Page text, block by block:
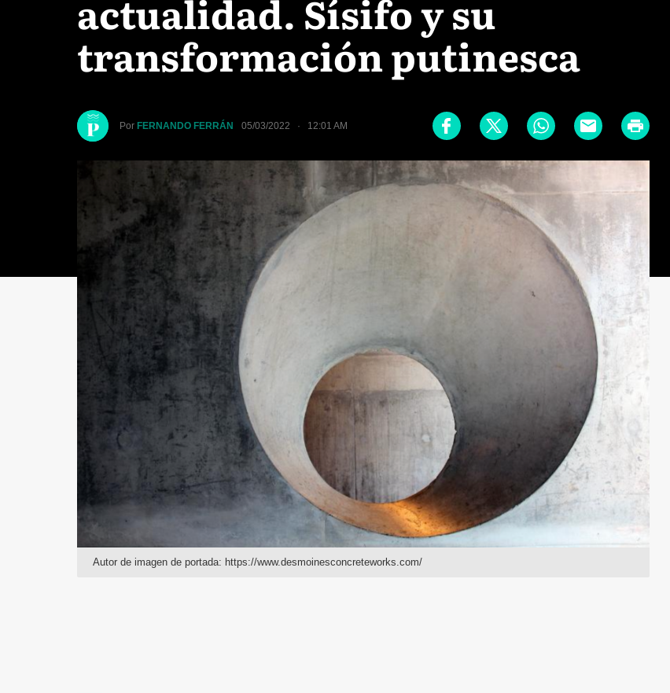
actualidad. Sísifo y su
transformación putinesca
Por FERNANDO FERRÁN 05/03/2022 · 12:01 AM
Autor de imagen de portada: https://www.desmoinesconcreteworks.com/